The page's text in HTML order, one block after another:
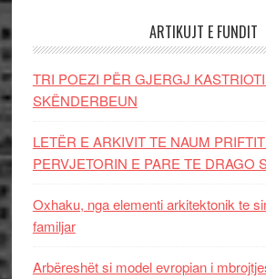
ARTIKUJT E FUNDIT
TRI POEZI PËR GJERGJ
SKËNDERBEUN
LETËR E ARKIVIT TE NAUM
PERVJETORIN E PARE TE DRAGO
Oxhaku, nga elementi arkitektonik te
familjar
Arbëreshët si model evropian i